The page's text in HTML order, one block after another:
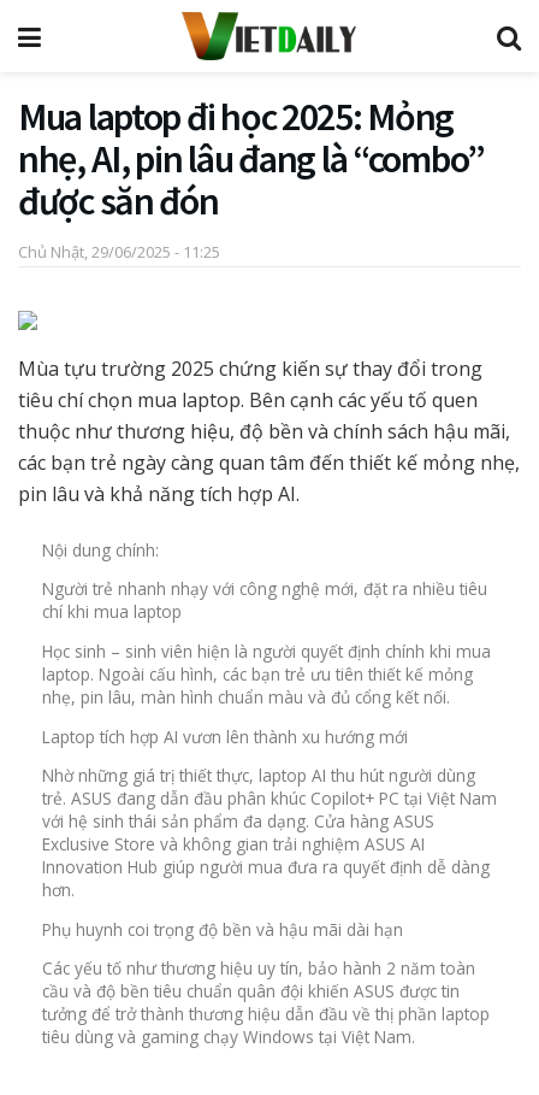
Mua laptop đi học 2025: Mỏng
nhẹ, AI, pin lâu đang là “combo”
được săn đón
Chủ Nhật, 29/06/2025 - 11:25
Mùa tựu trường 2025 chứng kiến sự thay đổi trong
tiêu chí chọn mua laptop. Bên cạnh các yếu tố quen
thuộc như thương hiệu, độ bền và chính sách hậu mãi,
các bạn trẻ ngày càng quan tâm đến thiết kế mỏng nhẹ,
pin lâu và khả năng tích hợp AI.
Nội dung chính:
Người trẻ nhanh nhạy với công nghệ mới, đặt ra nhiều tiêu
chí khi mua laptop
Học sinh – sinh viên hiện là người quyết định chính khi mua
laptop. Ngoài cấu hình, các bạn trẻ ưu tiên thiết kế mỏng
nhẹ, pin lâu, màn hình chuẩn màu và đủ cổng kết nối.
Laptop tích hợp AI vươn lên thành xu hướng mới
Nhờ những giá trị thiết thực, laptop AI thu hút người dùng
trẻ. ASUS đang dẫn đầu phân khúc Copilot+ PC tại Việt Nam
với hệ sinh thái sản phẩm đa dạng. Cửa hàng ASUS
Exclusive Store và không gian trải nghiệm ASUS AI
Innovation Hub giúp người mua đưa ra quyết định dễ dàng
hơn.
Phụ huynh coi trọng độ bền và hậu mãi dài hạn
Các yếu tố như thương hiệu uy tín, bảo hành 2 năm toàn
cầu và độ bền tiêu chuẩn quân đội khiến ASUS được tin
tưởng để trở thành thương hiệu dẫn đầu về thị phần laptop
tiêu dùng và gaming chạy Windows tại Việt Nam.